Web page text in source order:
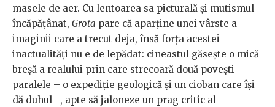
masele de aer. Cu lentoarea sa picturală și mutismul
încăpățânat, Grota pare că aparține unei vârste a
imaginii care a trecut deja, însă forța acestei
inactualități nu e de lepădat: cineastul găsește o mică
breșă a realului prin care strecoară două povești
paralele – o expediție geologică și un cioban care își
dă duhul –, apte să jaloneze un prag critic al